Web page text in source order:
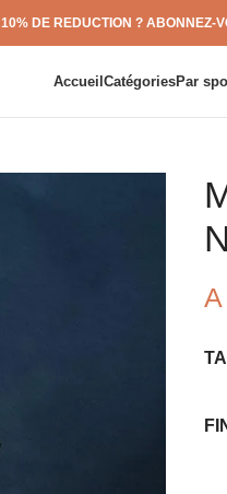
10% DE REDUCTION ? ABONNEZ-
AccueilCatégoriesPar